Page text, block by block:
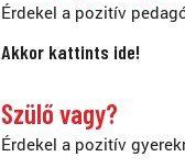
Érdekel a pozitív
Akkor kattints ide!
Szülő vagy?
Érdekel a pozitív